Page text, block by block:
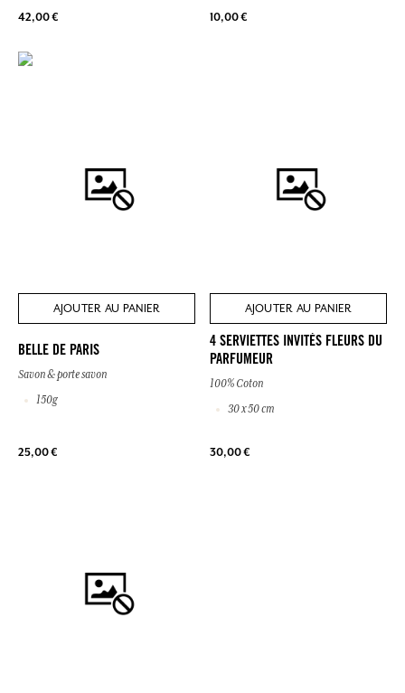
42,00 € 10,00 €
AJOUTER AU PANIER
BELLE DE PARIS
Savon & porte savon
150g
25,00 €
AJOUTER AU PANIER
4 SERVIETTES INVITÉS FLEURS DU
PARFUMEUR
100% Coton
30 x 50 cm
30,00 €